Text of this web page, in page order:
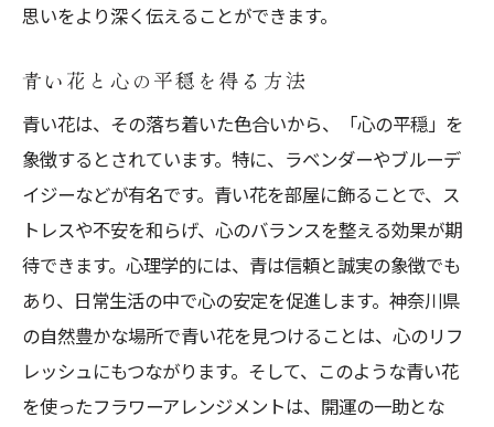
思いをより深く伝えることができます。
青い花と心の平穏を得る方法
青い花は、その落ち着いた色合いから、「心の平穏」を
象徴するとされています。特に、ラベンダーやブルーデ
イジーなどが有名です。青い花を部屋に飾ることで、ス
トレスや不安を和らげ、心のバランスを整える効果が期
待できます。心理学的には、青は信頼と誠実の象徴でも
あり、日常生活の中で心の安定を促進します。神奈川県
の自然豊かな場所で青い花を見つけることは、心のリフ
レッシュにもつながります。そして、このような青い花
を使ったフラワーアレンジメントは、開運の一助とな